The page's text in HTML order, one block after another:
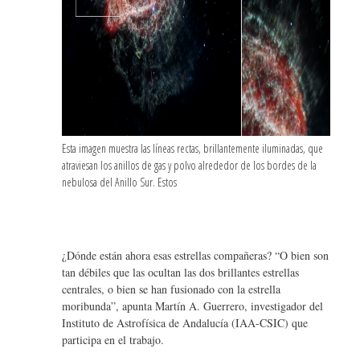
Esta imagen muestra las líneas rectas, brillantemente iluminadas, que
atraviesan los anillos de gas y polvo alrededor de los bordes de la
nebulosa del Anillo Sur. Estos
¿Dónde están ahora esas estrellas compañeras? “O bien son
tan débiles que las ocultan las dos brillantes estrellas
centrales, o bien se han fusionado con la estrella
moribunda”, apunta Martín A. Guerrero, investigador del
Instituto de Astrofísica de Andalucía (IAA-CSIC) que
participa en el trabajo.